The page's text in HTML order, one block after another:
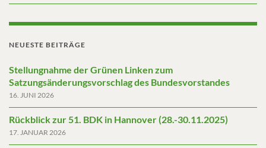
NEUESTE BEITRÄGE
Stellungnahme der Grünen Linken zum
Satzungsänderungsvorschlag des Bundesvorstandes
16. JUNI 2026
Rückblick zur 51. BDK in Hannover (28.-30.11.2025)
17. JANUAR 2026